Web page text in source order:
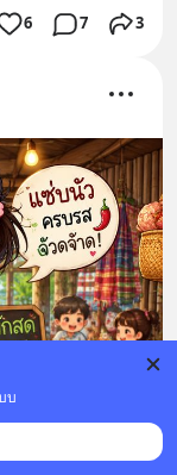
บ
6 7 3